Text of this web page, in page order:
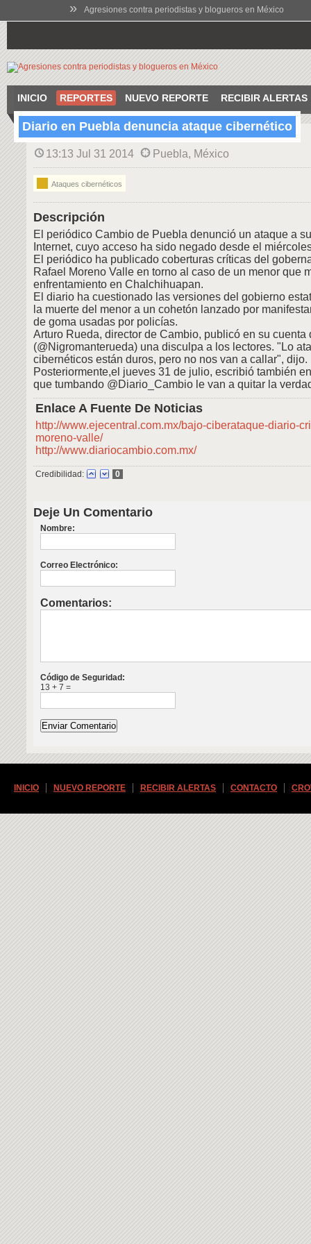
» Agresiones contra periodistas y blogueros en México
INICIO REPORTES NUEVO REPORTE RECIBIR ALERTAS
Diario en Puebla denuncia ataque cibernético
13:13 Jul 31 2014 Puebla, México
Ataques cibernéticos
Descripción
El periódico Cambio de Puebla denunció un ataque a
Internet, cuyo acceso ha sido negado desde el
El periódico ha publicado coberturas críticas del
Rafael Moreno Valle en torno al caso de un menor que
enfrentamiento en Chalchihuapan.
El diario ha cuestionado las versiones del gobierno
la muerte del menor a un cohetón lanzado por
de goma usadas por policías.
Arturo Rueda, director de Cambio, publicó en su cuenta
(@Nigromanterueda) una disculpa a los lectores. "Lo
cibernéticos están duros, pero no nos van a callar", dijo.
Posteriormente,el jueves 31 de julio, escribió también
que tumbando @Diario_Cambio le van a quitar la
Enlace A Fuente De Noticias
http://www.ejecentral.com.mx/bajo-ciberataque-diario-
moreno-valle/
http://www.diariocambio.com.mx/
Credibilidad: 0
Deje Un Comentario
Nombre:
Correo Electrónico:
Comentarios:
Código de Seguridad:
13 + 7 =
INICIO NUEVO REPORTE RECIBIR ALERTAS CONTACTO